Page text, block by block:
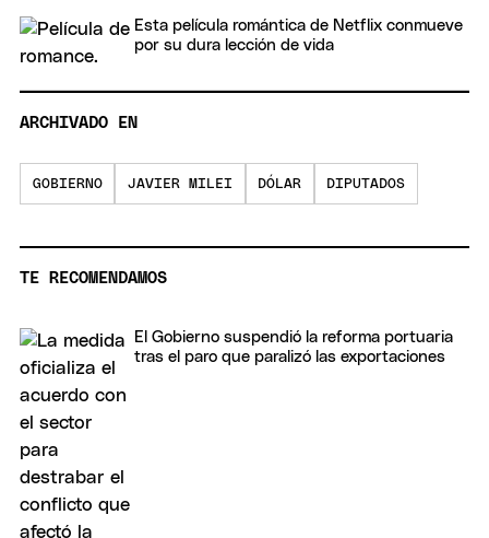
Esta película romántica de Netflix conmueve
por su dura lección de vida
ARCHIVADO EN
GOBIERNO JAVIER MILEI DÓLAR DIPUTADOS
TE RECOMENDAMOS
El Gobierno suspendió la reforma portuaria
tras el paro que paralizó las exportaciones